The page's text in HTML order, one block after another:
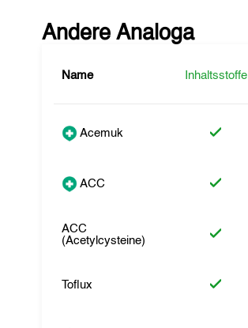
Andere Analoga
Name Inhaltsstoffe
Acemuk
ACC
ACC
(Acetylcysteine)
Toflux